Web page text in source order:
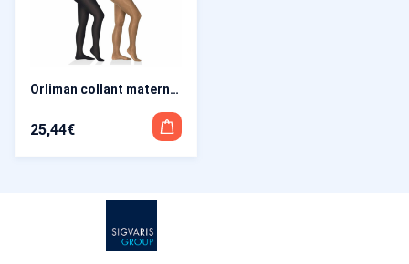
Orliman collant maternite Lilae Move – Noir, T5
25,44€